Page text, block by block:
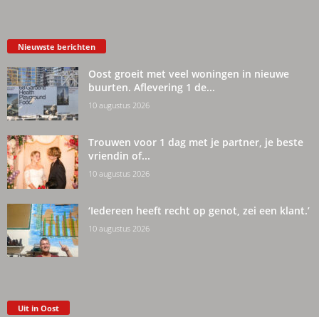
Nieuwste berichten
Oost groeit met veel woningen in nieuwe
buurten. Aflevering 1 de...
10 augustus 2026
Trouwen voor 1 dag met je partner, je beste
vriendin of...
10 augustus 2026
‘Iedereen heeft recht op genot, zei een klant.’
10 augustus 2026
Uit in Oost